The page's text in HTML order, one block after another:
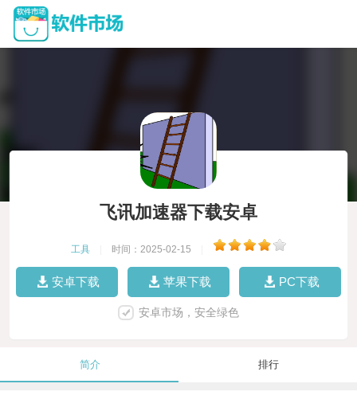
飞讯加速器下载安卓
工具 时间：2025-02-15
安卓下载 苹果下载 PC下载
安卓市场，安全绿色
简介 排行